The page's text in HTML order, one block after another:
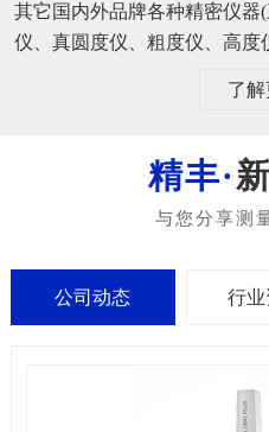
其它国内外品牌各种精密仪
仪、真圆度仪、粗度仪、高度
了
公司动态 行